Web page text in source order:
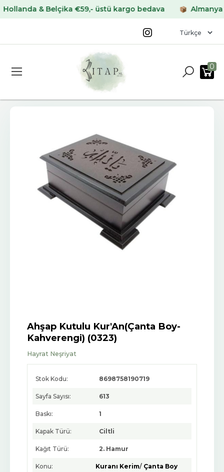
& Belçika €59,- üstü kargo bedava Almanya &
0
Ahşap Kutulu Kur'An(Çanta Boy-
Kahverengi) (0323)
Hayrat Neşriyat
Stok Kodu: 8698758190719
Sayfa Sayısı: 613
Baskı: 1
Kapak Türü: Ciltli
Kağıt Türü: 2. Hamur
Konu: Kuranı Kerim/ Çanta Boy